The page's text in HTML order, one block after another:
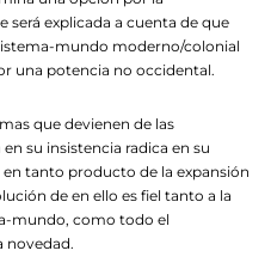
será explicada a cuenta de que
mundo moderno/colonial
una potencia no occidental.
que devienen de las
su insistencia radica en su
tanto producto de la expansión
de en ello es fiel tanto a la
mundo, como todo el
novedad.